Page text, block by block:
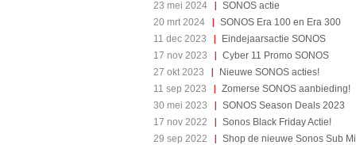
23 mei 2024
SONOS actie
20 mrt 2024
SONOS Era 100 en Era 300
11 dec 2023
Eindejaarsactie SONOS
17 nov 2023
Cyber 11 Promo SONOS
27 okt 2023
Nieuwe SONOS acties!
11 sep 2023
Zomerse SONOS aanbieding!
30 mei 2023
SONOS Season Deals 2023
17 nov 2022
Sonos Black Friday Actie!
29 sep 2022
Shop de nieuwe Sonos Sub